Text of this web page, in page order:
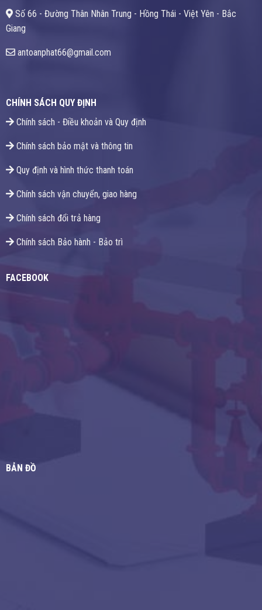
Số 66 - Đường Thân Nhân Trung - Hồng Thái - Việt Yên - Bắc
Giang
antoanphat66@gmail.com
CHÍNH SÁCH QUY ĐỊNH
Chính sách - Điều khoản và Quy định
Chính sách bảo mật và thông tin
Quy định và hình thức thanh toán
Chính sách vận chuyển, giao hàng
Chính sách đổi trả hàng
Chính sách Bảo hành - Bảo trì
FACEBOOK
BẢN ĐỒ